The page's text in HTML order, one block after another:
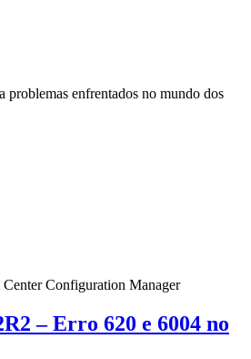
problemas enfrentados no mundo dos
Configuration Manager
– Erro 620 e 6004 no